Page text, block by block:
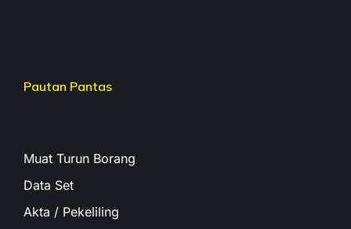
Pautan Pantas
Muat Turun Borang
Data Set
Akta / Pekeliling